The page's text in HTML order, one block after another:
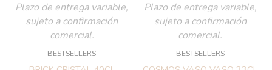
Plazo de entrega variable,
sujeto a confirmación
comercial.
BESTSELLERS
Plazo de entrega variable,
sujeto a confirmación
comercial.
BESTSELLERS